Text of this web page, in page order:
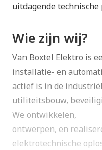
uitdagende technische
Wie zijn wij?
Van Boxtel Elektro is
installatie- en
actief is in de
utiliteitsbouw,
We ontwikkelen,
ontwerpen, en
elektrotechnische